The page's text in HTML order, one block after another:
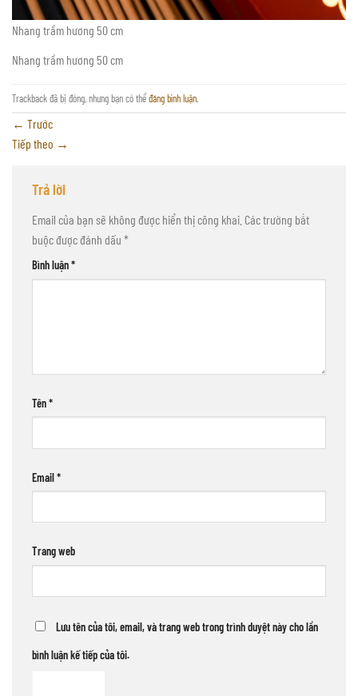
Nhang trầm hương 50 cm
Nhang trầm hương 50 cm
Trackback đã bị đóng, nhưng bạn có thểđăng bình luận.
← Trước
Tiếp theo →
Trả lời
Email của bạn sẽ không được hiển thị công khai. Các trường bắt
buộc được đánh dấu *
Bình luận*
Tên*
Email*
Trang web
Lưu tên của tôi, email, và trang web trong trình duyệt này cho lần
bình luận kế tiếp của tôi.